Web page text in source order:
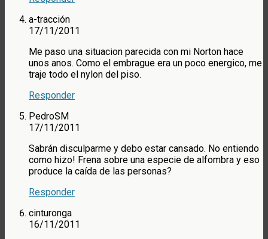
a-tracción
17/11/2011
Me paso una situacion parecida con mi Norton hace
unos anos. Como el embrague era un poco energico, me
traje todo el nylon del piso.
Responder
PedroSM
17/11/2011
Sabrán disculparme y debo estar cansado. No entiendo
como hizo! Frena sobre una especie de alfombra y eso
produce la caída de las personas?
Responder
cinturonga
16/11/2011